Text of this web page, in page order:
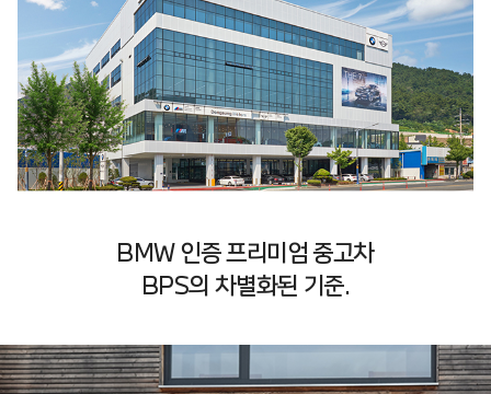
BMW 인증 프리미엄 중고차
BPS의 차별화된 기준.